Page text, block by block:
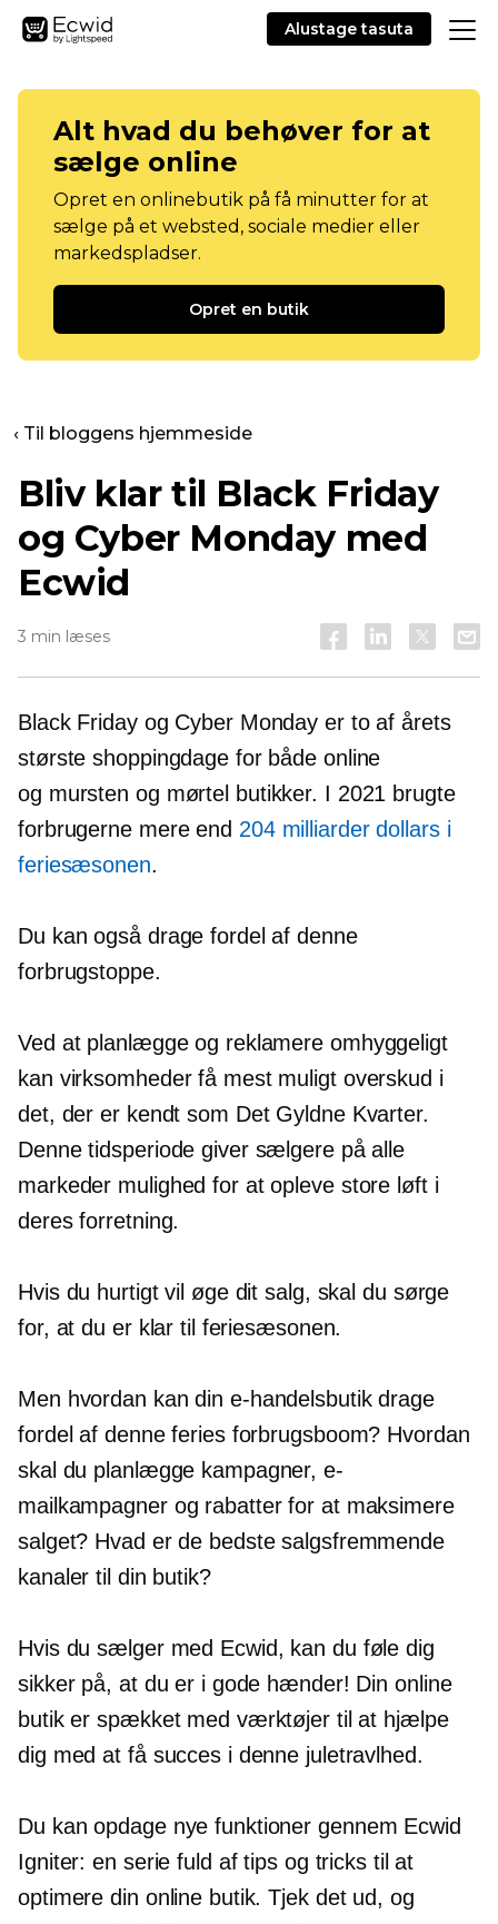
Alustage tasuta
Alt hvad du behøver for at
sælge online
Opret en onlinebutik på få minutter for at
sælge på et websted, sociale medier eller
markedspladser.
Opret en butik
‹ Til bloggens hjemmeside
Bliv klar til Black Friday
og Cyber ​​Monday med
Ecwid
3 min læses
Black Friday og Cyber ​​Monday er to af årets
største shoppingdage for både online
og mursten og mørtel butikker. I 2021 brugte
forbrugerne mere end 204 milliarder dollars i
feriesæsonen.
Du kan også drage fordel af denne
forbrugstoppe.
Ved at planlægge og reklamere omhyggeligt
kan virksomheder få mest muligt overskud i
det, der er kendt som Det Gyldne Kvarter.
Denne tidsperiode giver sælgere på alle
markeder mulighed for at opleve store løft i
deres forretning.
Hvis du hurtigt vil øge dit salg, skal du sørge
for, at du er klar til feriesæsonen.
Men hvordan kan din e-handelsbutik drage
fordel af denne feries forbrugsboom? Hvordan
skal du planlægge kampagner, e-
mailkampagner og rabatter for at maksimere
salget? Hvad er de bedste salgsfremmende
kanaler til din butik?
Hvis du sælger med Ecwid, kan du føle dig
sikker på, at du er i gode hænder! Din online
butik er spækket med værktøjer til at hjælpe
dig med at få succes i denne juletravlhed.
Du kan opdage nye funktioner gennem Ecwid
Igniter: en serie fuld af tips og tricks til at
optimere din online butik. Tjek det ud, og